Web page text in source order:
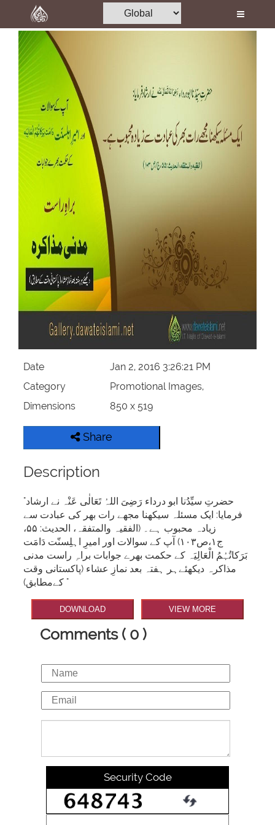
Home
Al-Quran
Books
Media
Madani Channel
Volunteer Portal
Rohani Ilaj
Magazine
Departments
Our Websites
Date
Jan 2, 2016 3:26:21 PM
Category
Promotional Images,
Dimensions
850 x 519
Share
Description
"حضرتِ سیِّدُنا ابو درداء رَضِیَ اللہُ تَعَالٰی عَنْہ نے ارشاد
فرمایا: ایک مسئلہ سیکھنا مجھے رات بھر کی عبادت سے
زیادہ محبوب ہے۔ (الفقیہ والمتفقہ، الحدیث: ۵۵،
ج۱،ص۱۰۳) آپ کے سوالات اور امیرِ اہلِسنّت دَامَت
بَرَکاتُہُمُ الْعَالِیَہ کے حکمت بھرے جوابات براہِ راست مدنی
مذاکرہ دیکھئےہر ہفتہ بعد نمازِ عشاء (پاکستانی وقت
کےمطابق) "
DOWNLOAD VIEW MORE
Comments ( 0 )
Security Code